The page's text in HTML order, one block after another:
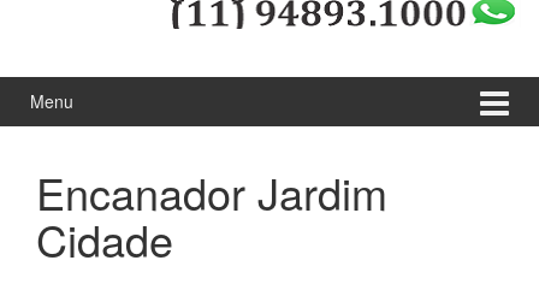
Menu
Encanador Jardim
Cidade